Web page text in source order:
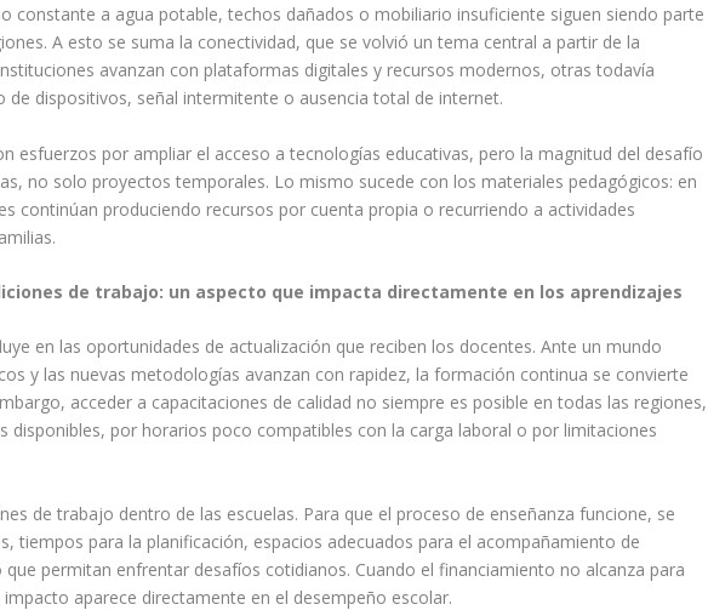
constante a agua potable, techos dañados o mobiliario insuficiente siguen siendo parte
A esto se suma la conectividad, que se volvió un tema central a partir de la
avanzan con plataformas digitales y recursos modernos, otras todavía
de dispositivos, señal intermitente o ausencia total de internet.
esfuerzos por ampliar el acceso a tecnologías educativas, pero la magnitud del desafío
no solo proyectos temporales. Lo mismo sucede con los materiales pedagógicos: en
continúan produciendo recursos por cuenta propia o recurriendo a actividades
de trabajo: un aspecto que impacta directamente en los aprendizajes
en las oportunidades de actualización que reciben los docentes. Ante un mundo
y las nuevas metodologías avanzan con rapidez, la formación continua se convierte
acceder a capacitaciones de calidad no siempre es posible en todas las regiones,
disponibles, por horarios poco compatibles con la carga laboral o por limitaciones
de trabajo dentro de las escuelas. Para que el proceso de enseñanza funcione, se
tiempos para la planificación, espacios adecuados para el acompañamiento de
permitan enfrentar desafíos cotidianos. Cuando el financiamiento no alcanza para
aparece directamente en el desempeño escolar.